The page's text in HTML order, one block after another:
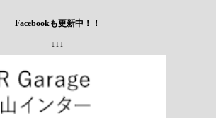
Facebookも更新中！！
↓↓↓